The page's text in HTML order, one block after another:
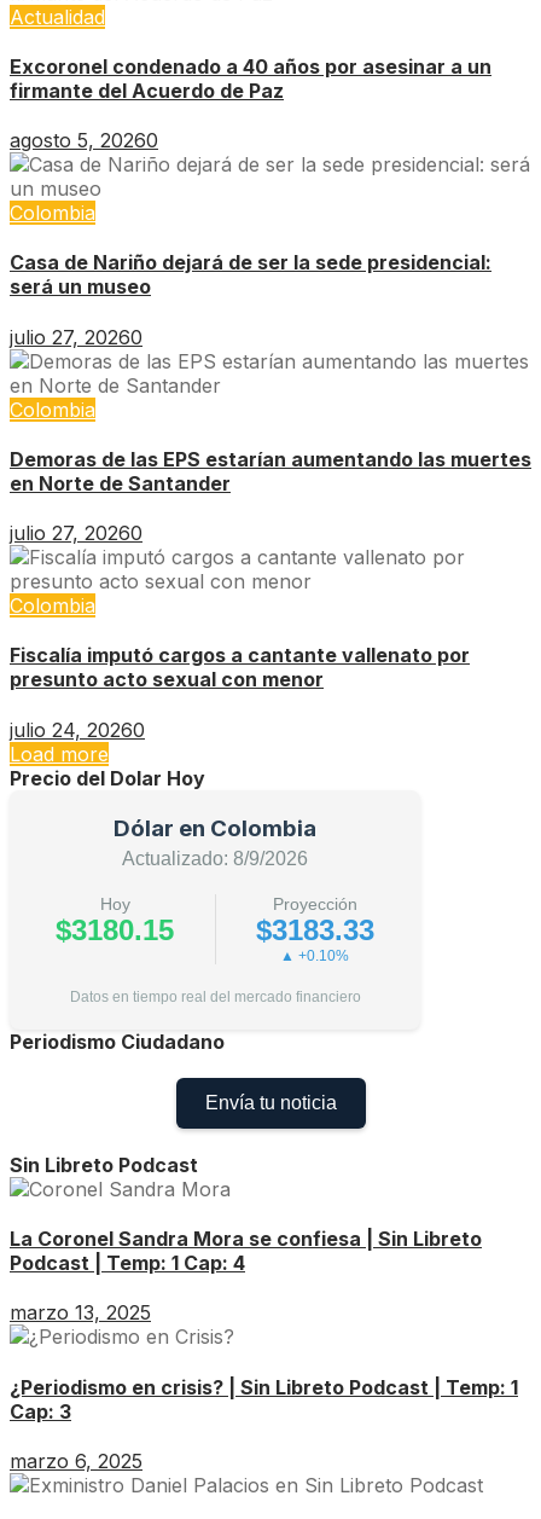
Actualidad
Excoronel condenado a 40 años por asesinar a un
firmante del Acuerdo de Paz
agosto 5, 20260
Colombia
Casa de Nariño dejará de ser la sede presidencial:
será un museo
julio 27, 20260
Colombia
Demoras de las EPS estarían aumentando las muertes
en Norte de Santander
julio 27, 20260
Colombia
Fiscalía imputó cargos a cantante vallenato por
presunto acto sexual con menor
julio 24, 20260
Load more
Precio del Dolar Hoy
Dólar en Colombia
Actualizado: 8/9/2026
Hoy
$3180.15
Proyección
$3183.33
▲ +0.10%
Datos en tiempo real del mercado financiero
Periodismo Ciudadano
Envía tu noticia
Sin Libreto Podcast
La Coronel Sandra Mora se confiesa | Sin Libreto
Podcast | Temp: 1 Cap: 4
marzo 13, 2025
¿Periodismo en crisis? | Sin Libreto Podcast | Temp: 1
Cap: 3
marzo 6, 2025